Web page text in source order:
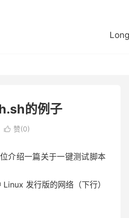
的例子
 赞(0)
介绍一篇关于一键测试脚本
发行版的网络（下行）